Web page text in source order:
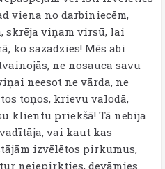
viena no darbiniecēm,
skrēja viņam virsū, lai
ko sazadzies! Mēs abi
ne nosauca savu
neesot ne vārda, ne
toņos, krievu valodā,
klientu priekšā! Tā nebija
vai kaut kas
izvēlētos pirkumus,
neiepirkties, devāmies